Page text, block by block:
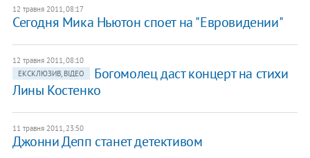
12 травня 2011, 08:17
Сегодня Мика Ньютон споет на "Евровидении"
12 травня 2011, 08:10
ЕКСКЛЮЗИВ, ВІДЕО
Богомолец даст концерт на стихи
Лины Костенко
11 травня 2011, 23:50
Джонни Депп станет детективом